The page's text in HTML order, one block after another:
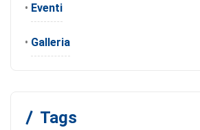
• Eventi
• Galleria
Tags